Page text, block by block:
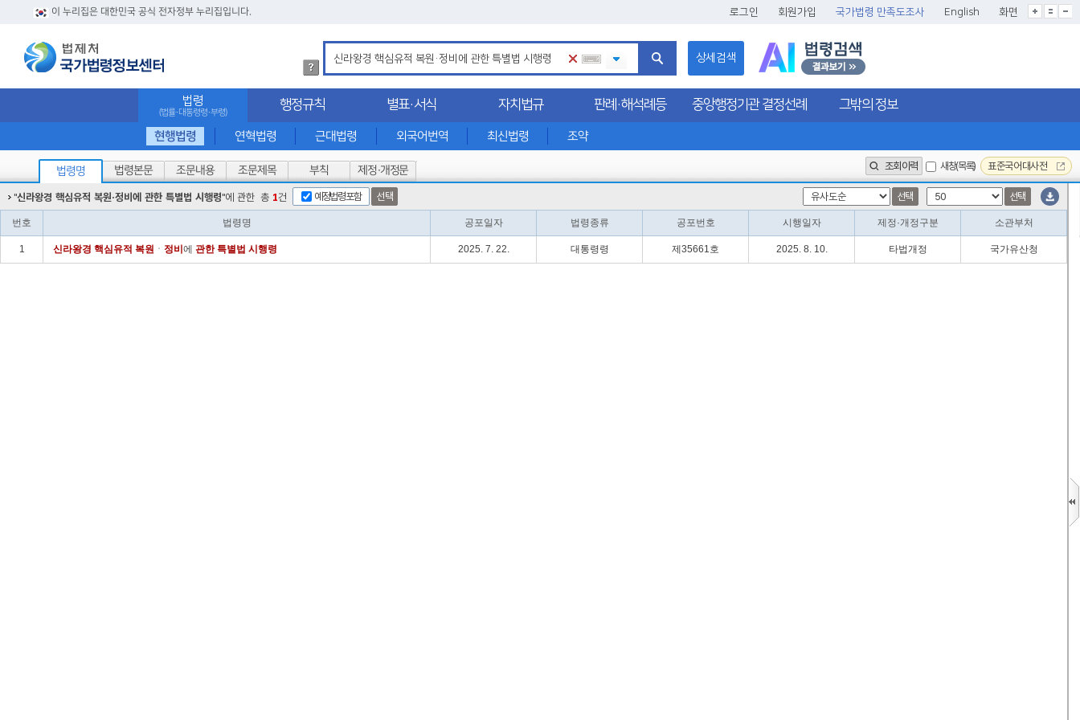
이 누리집은 대한민국 공식 전자정부 누리집입니다. 로그인 회원가입 국가법령 만족도조사 English 화면
글씨크기확대
글씨크기확대초기화
글씨크기축소
법
령
검
색
세
내
용
확
상세검색
법령
(법률·대통령령·부령)
현행법령 연혁법령 근대법령 외국어번역 최신법령 조약
행정규칙 별표·서식 자치법규 판례·해석례등 중앙행정기관 결정선례 그밖의 정보
법령명 법령본문 조문내용 조문제목 부칙 제정·개정문 조회이력 새창(목록) 표준국어대사전
"신라왕경 핵심유적 복원·정비에 관한 특별법 시행령"에 관한 총 1건 예정법령포함 선택 선택 선택
번호 법령명 공포일자 법령종류 공포번호 시행일자 제정·개정구분 소관부처
1 신라왕경 핵심 유적 복원 ㆍ 정비 에 관한 특별법 시행령 2025. 7. 22. 대통령령 제35661호 2025. 8. 10. 타법개정 국가유산청